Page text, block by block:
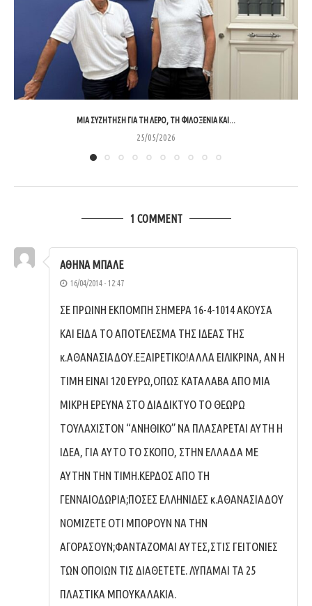
ΜΊΑ ΣΥΖΉΤΗΣΗ ΓΙΑ ΤΗ ΛΈΡΟ, ΤΗ ΦΙΛΟΞΕΝΊΑ ΚΑΙ...
25/05/2026
1 COMMENT
ΑΘΗΝΑ ΜΠΑΛΕ
16/04/2014 - 12:47
ΣΕ ΠΡΩΙΝΗ ΕΚΠΟΜΠΗ ΣΗΜΕΡΑ 16-4-1014 ΑΚΟΥΣΑ
ΚΑΙ ΕΙΔΑ ΤΟ ΑΠΟΤΕΛΕΣΜΑ ΤΗΣ ΙΔΕΑΣ ΤΗΣ
κ.ΑΘΑΝΑΣΙΑΔΟΥ.ΕΞΑΙΡΕΤΙΚΟ!ΑΛΛΑ ΕΙΛΙΚΡΙΝΑ, ΑΝ Η
ΤΙΜΗ ΕΙΝΑΙ 120 ΕΥΡΩ,ΟΠΩΣ ΚΑΤΑΛΑΒΑ ΑΠΟ ΜΙΑ
ΜΙΚΡΗ ΕΡΕΥΝΑ ΣΤΟ ΔΙΑΔΙΚΤΥΟ ΤΟ ΘΕΩΡΩ
ΤΟΥΛΑΧΙΣΤΟΝ “ΑΝΗΘΙΚΟ” ΝΑ ΠΛΑΣΑΡΕΤΑΙ ΑΥΤΗ Η
ΙΔΕΑ, ΓΙΑ ΑΥΤΟ ΤΟ ΣΚΟΠΟ, ΣΤΗΝ ΕΛΛΑΔΑ ΜΕ
ΑΥΤΗΝ ΤΗΝ ΤΙΜΗ.ΚΕΡΔΟΣ ΑΠΟ ΤΗ
ΓΕΝΝΑΙΟΔΩΡΙΑ;ΠΟΣΕΣ ΕΛΛΗΝΙΔΕΣ κ.ΑΘΑΝΑΣΙΑΔΟΥ
ΝΟΜΙΖΕΤΕ ΟΤΙ ΜΠΟΡΟΥΝ ΝΑ ΤΗΝ
ΑΓΟΡΑΣΟΥΝ;ΦΑΝΤΑΖΟΜΑΙ ΑΥΤΕΣ,ΣΤΙΣ ΓΕΙΤΟΝΙΕΣ
ΤΩΝ ΟΠΟΙΩΝ ΤΙΣ ΔΙΑΘΕΤΕΤΕ. ΛΥΠΑΜΑΙ ΤΑ 25
ΠΛΑΣΤΙΚΑ ΜΠΟΥΚΑΛΑΚΙΑ.